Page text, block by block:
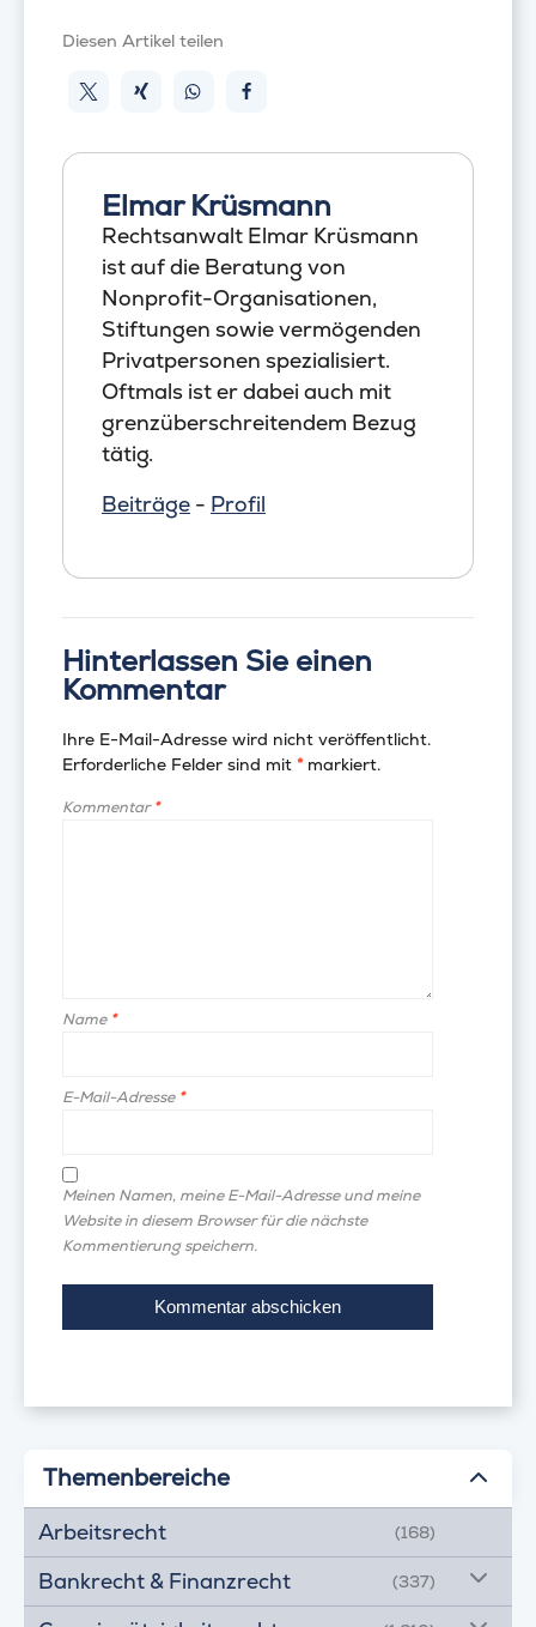
Diesen Artikel teilen
Elmar Krüsmann
Rechtsanwalt Elmar Krüsmann
ist auf die Beratung von
Nonprofit-Organisationen,
Stiftungen sowie vermögenden
Privatpersonen spezialisiert.
Oftmals ist er dabei auch mit
grenzüberschreitendem Bezug
tätig.
Beiträge - Profil
Hinterlassen Sie einen
Kommentar
Ihre E-Mail-Adresse wird nicht veröffentlicht.
Erforderliche Felder sind mit *markiert.
Kommentar*
Name *
E-Mail-Adresse *
Meinen Namen, meine E-Mail-Adresse und meine
Website in diesem Browser für die nächste
Kommentierung speichern.
Themenbereiche
Arbeitsrecht (168)
Bankrecht & Finanzrecht (337)